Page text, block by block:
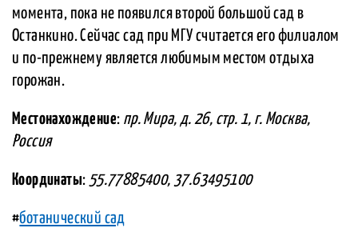
момента, пока не появился второй большой сад в
Останкино. Сейчас сад при МГУ считается его филиалом
и по-прежнему является любимым местом отдыха
горожан.
Местонахождение: пр. Мира, д. 26, стр. 1, г. Москва,
Россия
Координаты: 55.77885400, 37.63495100
#ботанический сад